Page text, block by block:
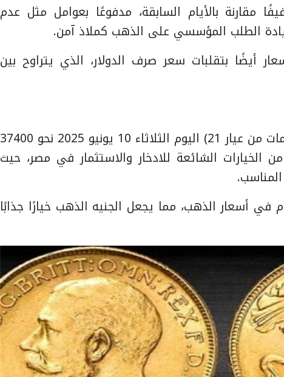
مقارنة بالأيام السابقة، مدفوعًا بعوامل مثل عدم
الطلب المؤسسي على الذهب كملاذ آمن.
أيضًا بتقلبات سعر صرف الدولار، الذي يتراوح بين
وسجل سعر الجنيه الذهب (8 جرامات من عيار 21) اليوم الثلاثاء 10 يونيو 2025 نحو 37400
الخيارات الشائعة للادخار والاستثمار في مصر، حيث
في أسعار الذهب، مما يجعل الجنيه الذهب خيارًا جذابًا